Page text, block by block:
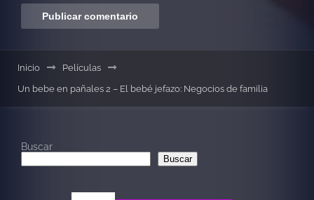
Inicio
Películas
Un bebe en pañales 2 – El bebé jefazo: Negocios de familia
Buscar
Buscar